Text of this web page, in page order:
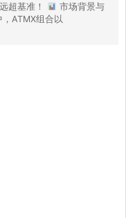
超基准！
市场背景与
ATMX组合以